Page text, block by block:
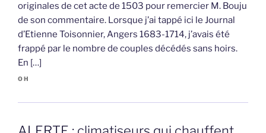
originales de cet acte de 1503 pour remercier M. Bouju
de son commentaire. Lorsque j’ai tappé ici le Journal
d’Etienne Toisonnier, Angers 1683-1714, j’avais été
frappé par le nombre de couples décédés sans hoirs.
En […]
OH